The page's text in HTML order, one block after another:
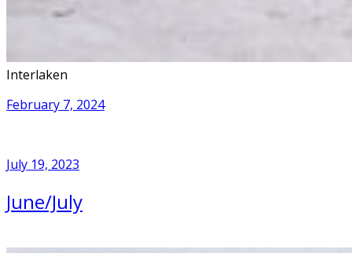
Interlaken
February 7, 2024
July 19, 2023
June/July